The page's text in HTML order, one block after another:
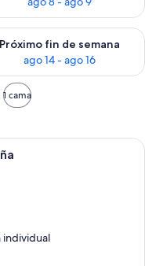
de semana, ago 7 -
Próximo fin de semana
ago 14 - ago 16
la disponibilidad
1 cama
de hotel con cama,
individual